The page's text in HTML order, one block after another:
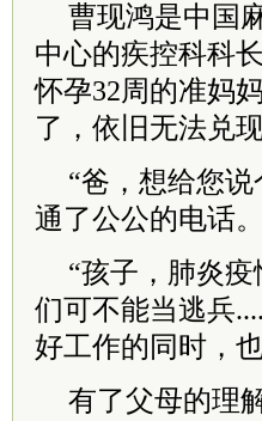
曹现鸿是中国
中心的疾控科科
怀孕32周的准妈
了，依旧无法兑
“爸，想给您
通了公公的电话。
“孩子，肺炎
们可不能当逃兵
好工作的同时，
有了父母的理